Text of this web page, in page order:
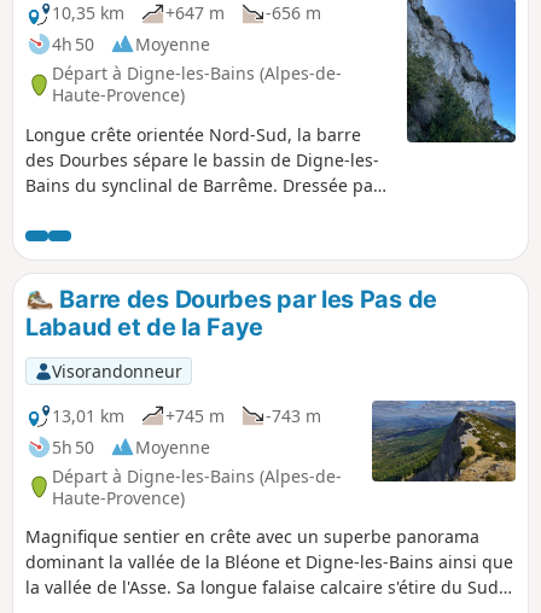
10,35 km
+647 m
-656 m
4h 50
Moyenne
Départ à Digne-les-Bains (Alpes-de-
Haute-Provence)
Longue crête orientée Nord-Sud, la barre
des Dourbes sépare le bassin de Digne-les-
Bains du synclinal de Barrême. Dressée par
pour point culminant le Pic de Couar, à
quelques 1988m d’altitude.
Barre des Dourbes par les Pas de
Labaud et de la Faye
Visorandonneur
13,01 km
+745 m
-743 m
5h 50
Moyenne
Départ à Digne-les-Bains (Alpes-de-
Haute-Provence)
Magnifique sentier en crête avec un superbe panorama
dominant la vallée de la Bléone et Digne-les-Bains ainsi que
la vallée de l'Asse. Sa longue falaise calcaire s'étire du Sud